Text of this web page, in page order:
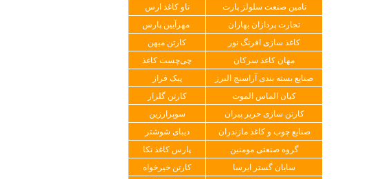
تامین صنعت سلولز پارت
تاو کاغذ ارس
تجارت پردازان بهاران
مهرآیین پارس
کاغذ سازی افرنگ نور
کارتن میهن
مهان کاغذ سرکان
چی‌چست کاغذ
صنایع بسته بندی آراسنج البرز
پیک فراز
کیان الماس الموت
کارتن گلزار
کارتن سازی حریر پیران
سوپرارزین
صنایع چوب و کاغذ مازندران
دیبای شوشتر
گروه صنعتی مومنین
پارس کاغذ نکا
سایان گستر ایرسا
کارتن خیرخواه